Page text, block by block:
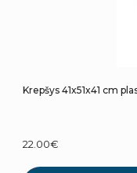
Krepšys 41x51x41 cm
22.00€